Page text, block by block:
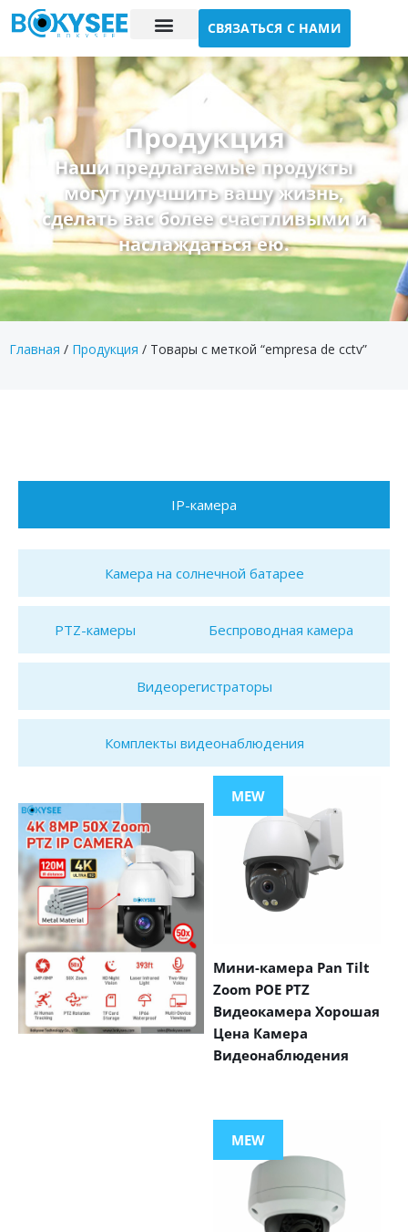
СВЯЗАТЬСЯ С НАМИ
Продукция
Наши предлагаемые продукты
могут улучшить вашу жизнь,
сделать вас более счастливыми и
наслаждаться ею.
Главная / Продукция / Товары с меткой “empresa de cctv”
IP-камера
Камера на солнечной батарее
PTZ-камеры Беспроводная камера
Видеорегистраторы
Комплекты видеонаблюдения
MEW
Мини-камера Pan Tilt
Zoom POE PTZ
Видеокамера Хорошая
Цена Камера
Видеонаблюдения
MEW